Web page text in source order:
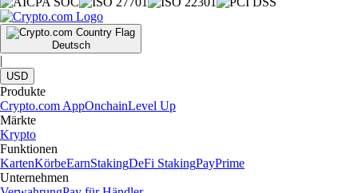
Deutsch
|
USD
Produkte
Crypto.com AppOnchainLevel Up
Märkte
Krypto
Funktionen
KartenKörbeEarnStakingDeFi StakingPayPrime
Unternehmen